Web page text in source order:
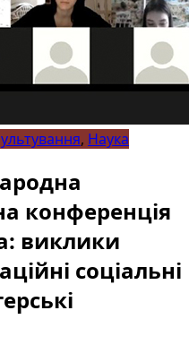
, Наука
конференція
виклики
соціальні